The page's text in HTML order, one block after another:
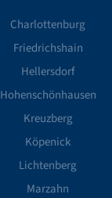
Charlottenburg
Friedrichshain
Hellersdorf
Hohenschönhausen
Kreuzberg
Köpenick
Lichtenberg
Marzahn